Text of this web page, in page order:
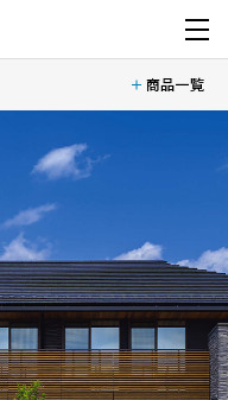
開く
商品一覧